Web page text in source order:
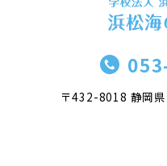
〒432-8018 静岡